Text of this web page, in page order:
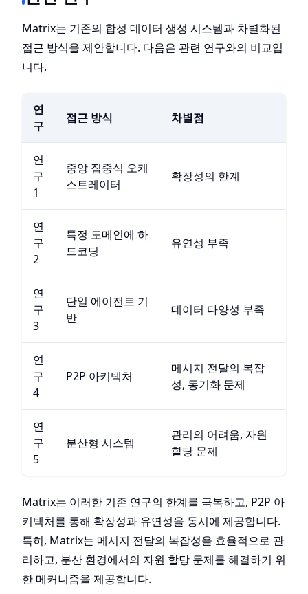
Matrix는 기존의 합성 데이터 생성 시스템과 차별화된
접근 방식을 제안합니다. 다음은 관련 연구와의 비교입
니다.
연
구
접근 방식 차별점
연
구
1
중앙 집중식 오케
스트레이터
확장성의 한계
연
구
2
특정 도메인에 하
드코딩
유연성 부족
연
구
3
단일 에이전트 기
반
데이터 다양성 부족
연
구
4
P2P 아키텍처
메시지 전달의 복잡
성, 동기화 문제
연
구
5
분산형 시스템
관리의 어려움, 자원
할당 문제
Matrix는 이러한 기존 연구의 한계를 극복하고, P2P 아
키텍처를 통해 확장성과 유연성을 동시에 제공합니다.
특히, Matrix는 메시지 전달의 복잡성을 효율적으로 관
리하고, 분산 환경에서의 자원 할당 문제를 해결하기 위
한 메커니즘을 제공합니다.